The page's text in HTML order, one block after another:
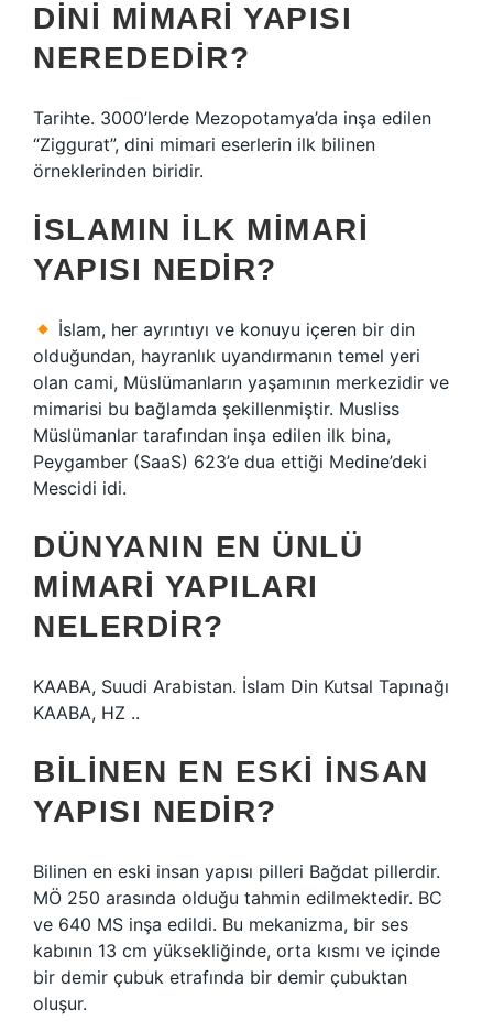
DINI MIMARI YAPISI
NEREDEDIR?
Tarihte. 3000’lerde Mezopotamya’da inşa edilen
“Ziggurat”, dini mimari eserlerin ilk bilinen
örneklerinden biridir.
İSLAMIN ILK MIMARI
YAPISI NEDIR?
İslam, her ayrıntıyı ve konuyu içeren bir din
olduğundan, hayranlık uyandırmanın temel yeri
olan cami, Müslümanların yaşamının merkezidir ve
mimarisi bu bağlamda şekillenmiştir. Musliss
Müslümanlar tarafından inşa edilen ilk bina,
Peygamber (SaaS) 623’e dua ettiği Medine’deki
Mescidi idi.
DÜNYANIN EN ÜNLÜ
MIMARI YAPILARI
NELERDIR?
KAABA, Suudi Arabistan. İslam Din Kutsal Tapınağı
KAABA, HZ ..
BILINEN EN ESKI INSAN
YAPISI NEDIR?
Bilinen en eski insan yapısı pilleri Bağdat pillerdir.
MÖ 250 arasında olduğu tahmin edilmektedir. BC
ve 640 MS inşa edildi. Bu mekanizma, bir ses
kabının 13 cm yüksekliğinde, orta kısmı ve içinde
bir demir çubuk etrafında bir demir çubuktan
oluşur.